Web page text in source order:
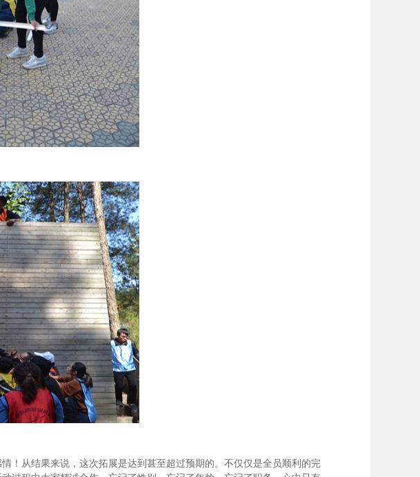
！从结果来说，这次拓展是达到甚至超过预期的。不仅仅是全员顺利的完